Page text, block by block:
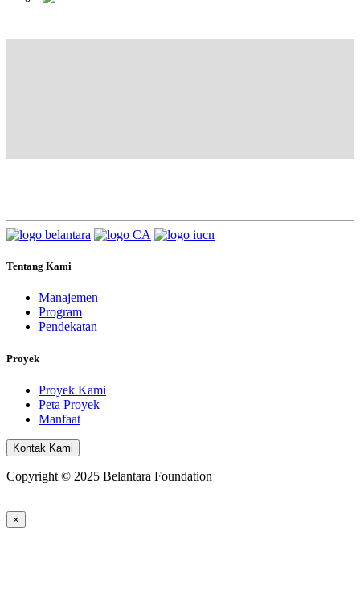
Tentang Kami
Manajemen
Program
Pendekatan
Proyek
Proyek Kami
Peta Proyek
Manfaat
Kontak Kami
Copyright © 2025 Belantara Foundation
×